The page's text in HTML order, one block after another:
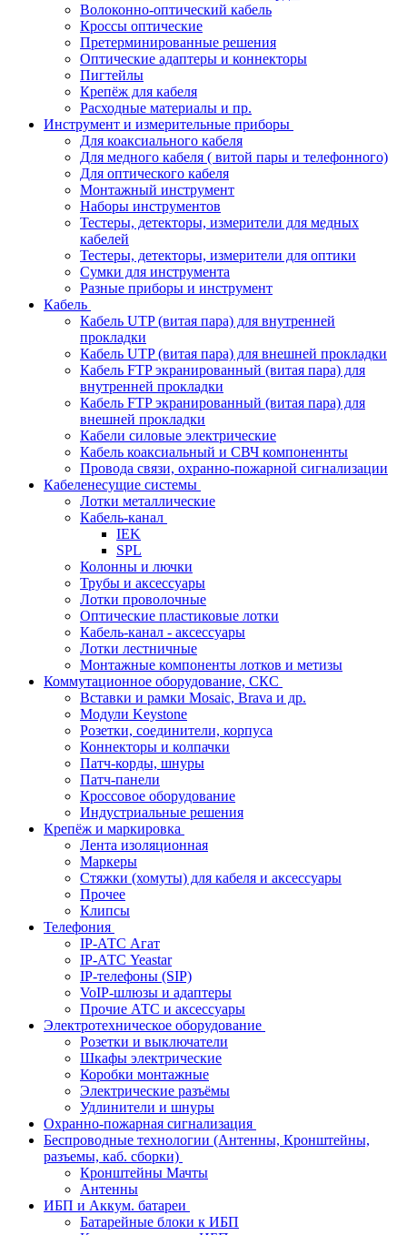
Волоконно-оптический кабель
Кроссы оптические
Претерминированные решения
Оптические адаптеры и коннекторы
Пигтейлы
Крепёж для кабеля
Расходные материалы и пр.
Инструмент и измерительные приборы
Для коаксиального кабеля
Для медного кабеля ( витой пары и телефонного)
Для оптического кабеля
Монтажный инструмент
Наборы инструментов
Тестеры, детекторы, измерители для медных
кабелей
Тестеры, детекторы, измерители для оптики
Сумки для инструмента
Разные приборы и инструмент
Кабель
Кабель UTP (витая пара) для внутренней
прокладки
Кабель UTP (витая пара) для внешней прокладки
Кабель FTP экранированный (витая пара) для
внутренней прокладки
Кабель FTP экранированный (витая пара) для
внешней прокладки
Кабели силовые электрические
Кабель коаксиальный и СВЧ компоненнты
Провода связи, охранно-пожарной сигнализации
Кабеленесущие системы
Лотки металлические
Кабель-канал
IEK
SPL
Колонны и лючки
Трубы и аксессуары
Лотки проволочные
Оптические пластиковые лотки
Кабель-канал - аксессуары
Лотки лестничные
Монтажные компоненты лотков и метизы
Коммутационное оборудование, СКС
Вставки и рамки Mosaic, Brava и др.
Модули Keystone
Розетки, соединители, корпуса
Коннекторы и колпачки
Патч-корды, шнуры
Патч-панели
Кроссовое оборудование
Индустриальные решения
Крепёж и маркировка
Лента изоляционная
Маркеры
Стяжки (хомуты) для кабеля и аксессуары
Прочее
Клипсы
Телефония
IP-АТС Агат
IP-АТС Yeastar
IP-телефоны (SIP)
VoIP-шлюзы и адаптеры
Прочие АТС и аксессуары
Электротехническое оборудование
Розетки и выключатели
Шкафы электрические
Коробки монтажные
Электрические разъёмы
Удлинители и шнуры
Охранно-пожарная сигнализация
Беспроводные технологии (Антенны, Кронштейны,
разъемы, каб. сборки)
Кронштейны Мачты
Антенны
ИБП и Аккум. батареи
Батарейные блоки к ИБП